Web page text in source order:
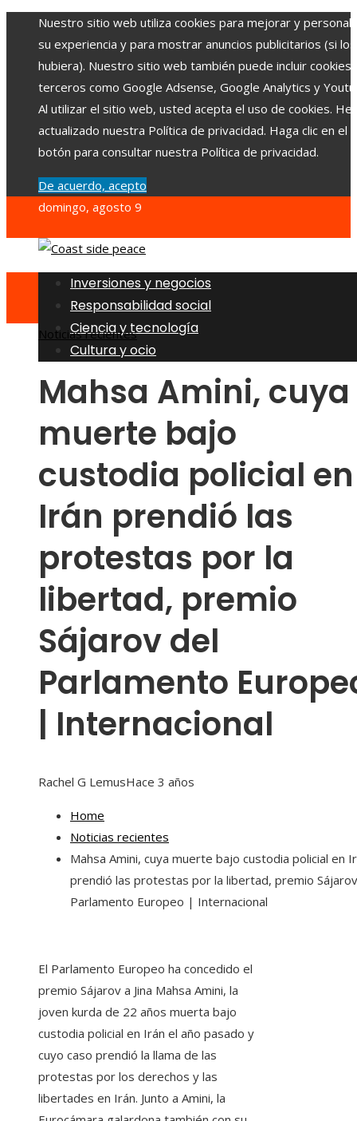
Nuestro sitio web utiliza cookies para mejorar y
su experiencia y para mostrar anuncios publicitarios (si los
hubiera). Nuestro sitio web también puede incluir cookies
terceros como Google Adsense, Google Analytics y
Al utilizar el sitio web, usted acepta el uso de cookies.
actualizado nuestra Política de privacidad. Haga clic en el
botón para consultar nuestra Política de privacidad.
De acuerdo, acepto
domingo, agosto 9
Inversiones y negocios
Responsabilidad social
Ciencia y tecnología
Cultura y ocio
Noticias recientes
Mahsa Amini, cuya
muerte bajo
custodia policial en
Irán prendió las
protestas por la
libertad, premio
Sájarov del
Parlamento
| Internacional
Rachel G LemusHace 3 años
Home
Noticias recientes
Mahsa Amini, cuya muerte bajo custodia policial en
prendió las protestas por la libertad, premio
Parlamento Europeo | Internacional
El Parlamento Europeo ha concedido el
premio Sájarov a Jina Mahsa Amini, la
joven kurda de 22 años muerta bajo
custodia policial en Irán el año pasado y
cuyo caso prendió la llama de las
protestas por los derechos y las
libertades en Irán. Junto a Amini, la